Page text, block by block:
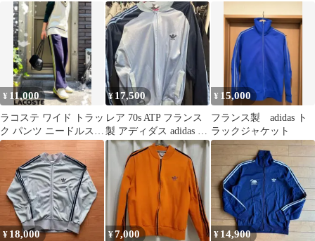
ル FONTAINE 復刻
ト70S
¥ 11,000
ラコステ ワイド トラッ
ク パンツ ニードルス
アディダス ルルレモン
¥ 17,500
レア 70s ATP フランス
製 アディダス adidas ト
ラックジャケット
¥ 15,000
フランス製 adidas ト
ラックジャケット
¥ 18,000 ¥7,000 ¥ 14,900